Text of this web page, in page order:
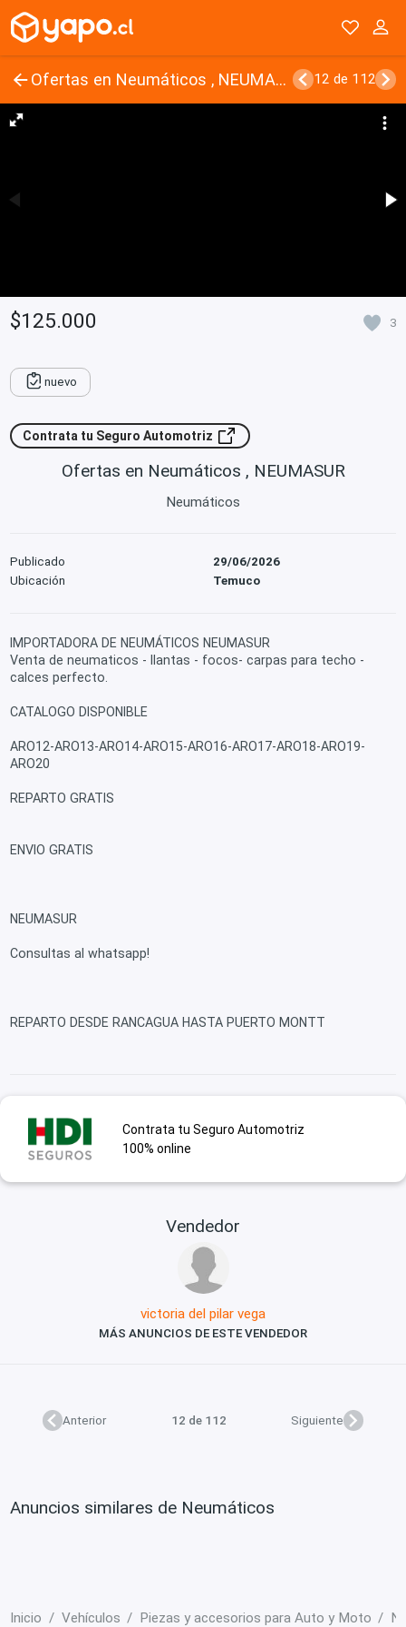
Ofertas en Neumáticos , NEUMASUR 12 de 112
$125.000 3
nuevo
Contrata tu Seguro Automotriz
Ofertas en Neumáticos , NEUMASUR
Neumáticos
Publicado
29/06/2026
Ubicación
Temuco
IMPORTADORA DE NEUMÁTICOS NEUMASUR
Venta de neumaticos - llantas - focos- carpas para techo -
calces perfecto.
CATALOGO DISPONIBLE
ARO12-ARO13-ARO14-ARO15-ARO16-ARO17-ARO18-ARO19-
ARO20
REPARTO GRATIS
ENVIO GRATIS
NEUMASUR
Consultas al whatsapp!
REPARTO DESDE RANCAGUA HASTA PUERTO MONTT
Contrata tu Seguro Automotriz
100% online
Vendedor
victoria del pilar vega
MÁS ANUNCIOS DE ESTE VENDEDOR
Anterior 12 de 112 Siguiente
Anuncios similares de Neumáticos
Inicio Vehículos Piezas y accesorios para Auto y Moto